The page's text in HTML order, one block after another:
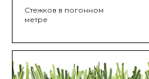
Стежков в погонном
метре